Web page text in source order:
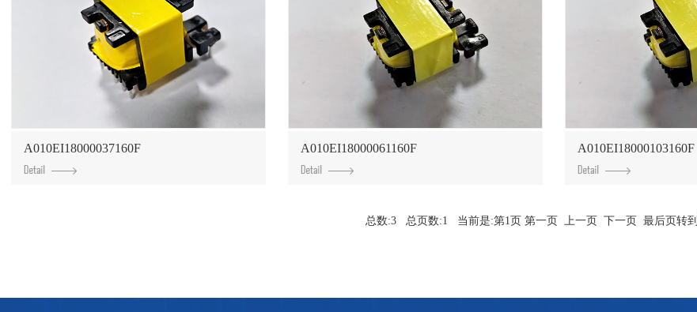
A010EI18000037160F A010EI18000061160F A010EI18000103160F
总数:3 总页数:1 当前是:第1页 第一页 上一页 下一页 最后页转到